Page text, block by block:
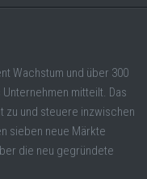
Wachstum und über 300
mitteilt. Das
zu und steuere inzwischen
sieben neue Märkte
die neu gegründete